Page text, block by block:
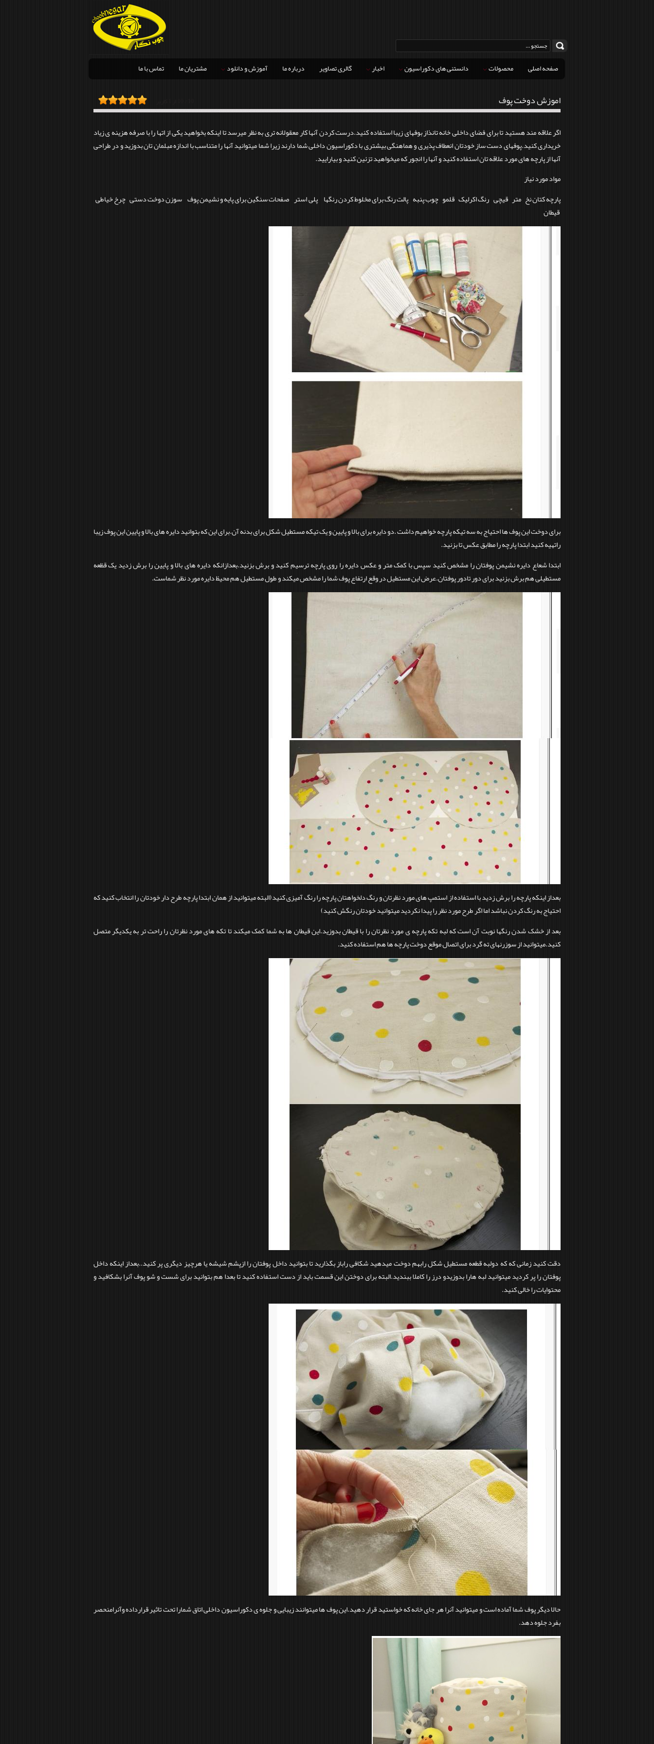
صفحه اصلی محصولات دانستنی های دکوراسیون اخبار گالری تصاویر درباره ما آموزش و دانلود مشتریان ما تماس با ما
اموزش دوخت پوف
اگر علاقه مند هستید تا برای فضای داخلی خانه تانذاز بوفهای زیبا استفاده کنید.درست کردن آنها کار معقولانه تری به نظر میرسد تا اینکه بخواهید یکی از اتها را با صرفه هزینه ی زیاد
خریداری کنید.پوفهای دست ساز خودتان انعطاف پذیری و هماهنگی بیشتری با دکوراسیون داخلی شما دارند زیرا شما میتوانید آنها را متناسب با اندازه مبلمان تان بدوزید و در طراحی
آنها از پارچه های مورد علاقه تان استفاده کنید و آنها را انجور که میخواهید تزئین کنید و بیارایید.
مواد مورد نیاز
پارچه کتان نخ متر قیچی رنگ اکرلیک قلمو چوب پنبه پالت رنگ برای مخلوط کردن رنگها پلی استر صفحات سنگین برای پایه و نشیمن پوف سوزن دوخت دستی چرخ خیاطی
قیطان
برای دوخت این پوف ها احتیاج به سه تیکه پارچه خواهیم داشت .دو دایره برای بالا و پایین و یک تیکه مستطیل شکل برای بدنه آن.برای این که بتوانید دایره های بالا و پایین این پوف زیبا
راتهیه کنید ابتدا پارچه را مطابق عکس تا بزنید.
ابتدا شعاع دایره نشیمن پوفتان را مشخص کنید سپس با کمک متر و عکس دایره را روی پارچه ترسیم کنید و برش بزنید.بعدازانکه دایره های بالا و پایین را برش زدید یک قظعه
مستطیلی هم برش بزنید برای دور تادور پوفتان.‌عرض این مستطیل در وقع ارتفاع پوف شما را مشخص میکند و طول مستطیل هم محیظ دایره مورد نظر شماست.
بعداز اینکه پارچه را برش زدید با استفاده از استمپ های مورد نظرتان و رنگ دلخواهتان پارچه را رنگ آمیزی کنید(البته میتوانید از همان ابتدا پارچه طرح دار خودتان را انتخاب کنید که
احتیاج به رنگ کردن نباشد اما اگر طرح مورد نظر را پیدا نکردید میتوانید خودتان رنگش کنید)
بعد از خشک شدن رنگها نوبت آن است که لبه تکه پارچه ی مورد نظرتان را با قیطان بدوزید.این قیطان ها به شما کمک میکند تا تکه های مورد نظرتان را راحت تر به یکدیگر متصل
کنید.میتوانید از سوزرنهای ته گرد برای اتصال موقع دوخت پارچه ها هم استفاده کنید.
دقت کنید زمانی که که دولبه قطعه مستطیل شکل رابهم دوخت میدهید شکافی راباز بگذارید تا بتوانید داخل پوفتان را ازپشم شیشه یا هرچیز دیگری پر کنید..بعداز اینکه داخل
پوفتان را پر کردید میتوانید لبه هارا بدوزیدو درز را کاملا ببندید.البته برای دوختن این قسمت باید از دست استفاده کنید تا بعدا هم بتوانید برای شست و شو پوف آنرا بشکافید و
محتوایات را خالی کنید.
حالا دیگر پوف شما آماده است و میتوانید آنرا هر جای خانه که خواستید قرار دهید.این پوف ها میتوانند زیبایی و جلوه ی دکوراسیون داخلی اتاق شمارا تحت تاثیر قرارداده وآنرامنحصر
بفرد جلوه دهد.